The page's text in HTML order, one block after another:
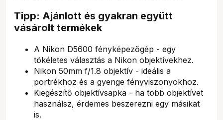
Tipp: Ajánlott és gyakran együtt
vásárolt termékek
A Nikon D5600 fényképezőgép - egy
tökéletes választás a Nikon objektívekhez.
Nikon 50mm f/1.8 objektív - ideális a
portrékhoz és a gyenge fényviszonyokhoz.
Kiegészítő objektívsapka - ha több objektívet
használsz, érdemes beszerezni egy másikat
is.